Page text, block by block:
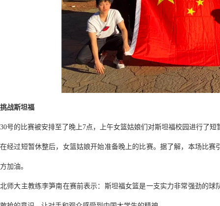
挑战斯坦福
30号的比赛被安排至了晚上7点，上午女篮姑娘们对斯坦福校园进行了
在经过短暂休整后，女篮姑娘开始准备晚上的比赛。据了解，本场比
方加油。
北师大主教练李笋南在赛前表示：斯坦福女篮是一支实力非常强劲的